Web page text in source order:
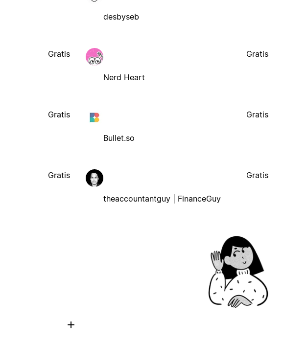
desbyseb
Gratis
Nerd Heart
Gratis
Gratis
Bullet.so
Gratis
Gratis
theaccountantguy | FinanceGuy
Gratis